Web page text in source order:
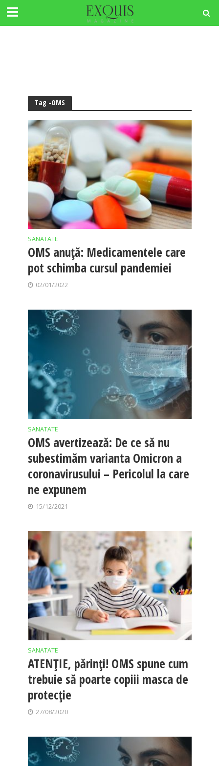
Tag -OMS
SANATATE
OMS anuță: Medicamentele care
pot schimba cursul pandemiei
02/01/2022
SANATATE
OMS avertizează: De ce să nu
subestimăm varianta Omicron a
coronavirusului – Pericolul la care
ne expunem
15/12/2021
SANATATE
ATENȚIE, părinți! OMS spune cum
trebuie să poarte copiii masca de
protecție
27/08/2020